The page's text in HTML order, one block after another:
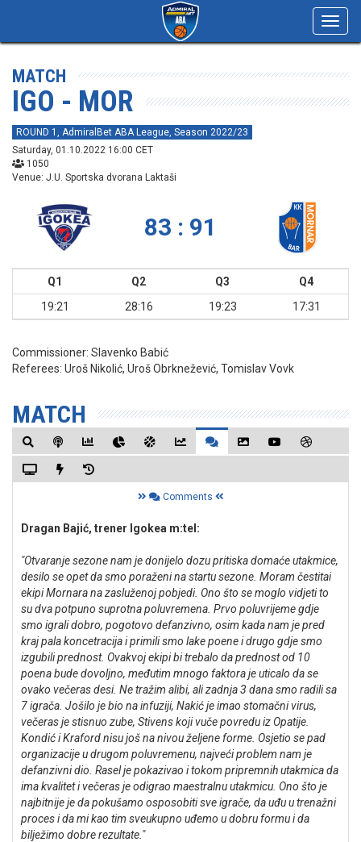
MATCH
IGO - MOR
ROUND 1, AdmiralBet ABA League, Season 2022/23
Saturday, 01.10.2022 16:00 CET
1050
Venue: J.U. Sportska dvorana Laktaši
83 : 91
Q1 Q2 Q3
Q4
19:21
28:16 19:23 17:31
Commissioner: Slavenko Babić
Referees: Uroš Nikolić, Uroš Obrknežević, Tomislav Vovk
MATCH
Comments
Dragan Bajić, trener Igokea m:tel:
"Otvaranje sezone nam je donijelo dozu pritiska domaće utakmice,
desilo se opet da smo poraženi na startu sezone. Moram čestitai
ekipi Mornara na zasluženoj pobjedi. Ono što se moglo vidjeti to
su dva potpuno suprotna poluvremena. Prvo poluvrijeme gdje
smo igrali dobro, pogotovo defanzivno, osim kada nam je pred
kraj pala koncetracija i primili smo lake poene i drugo gdje smo
izgubili prednost. Ovakvoj ekipi bi trebalo da prednost od 10
poena bude dovoljno, međutim mnogo faktora je uticalo da se
ovako večeras desi. Ne tražim alibi, ali zadnja 3 dana smo radili sa
7 igrača. Jošilo je bio na infuziji, Nakić je imao stomačni virus,
večeras je stisnuo zube, Stivens koji vuče povredu iz Opatije.
Kondić i Kraford nisu još na nivou željene forme. Osjetio se pad
organizacije u drugom poluvremenu, najveći problem nam je
defanzivni dio. Rasel je pokazivao i tokom pripremnih utakmica da
ima kvalitet i večeras je odigrao maestralnu utakmicu. Ono što je
najbitnije je da pokušamo osposobiti sve igrače, da uđu u trenažni
proces i da mi kao tim sveukupno uđemo u dobru formu i da
bilježimo dobre rezultate."